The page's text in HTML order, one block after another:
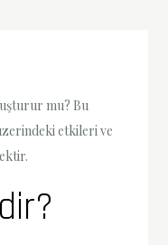
mu? Bu
etkileri ve